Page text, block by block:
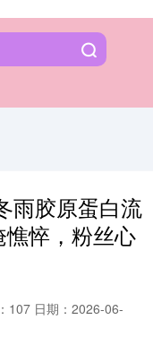
雨胶原蛋白流
悴，粉丝心
107 日期：2026-06-